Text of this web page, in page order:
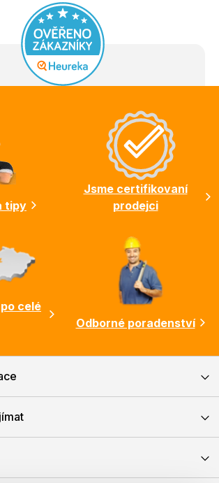
tipy
Jsme certifikovaní
prodejci
celé
Odborné poradenství